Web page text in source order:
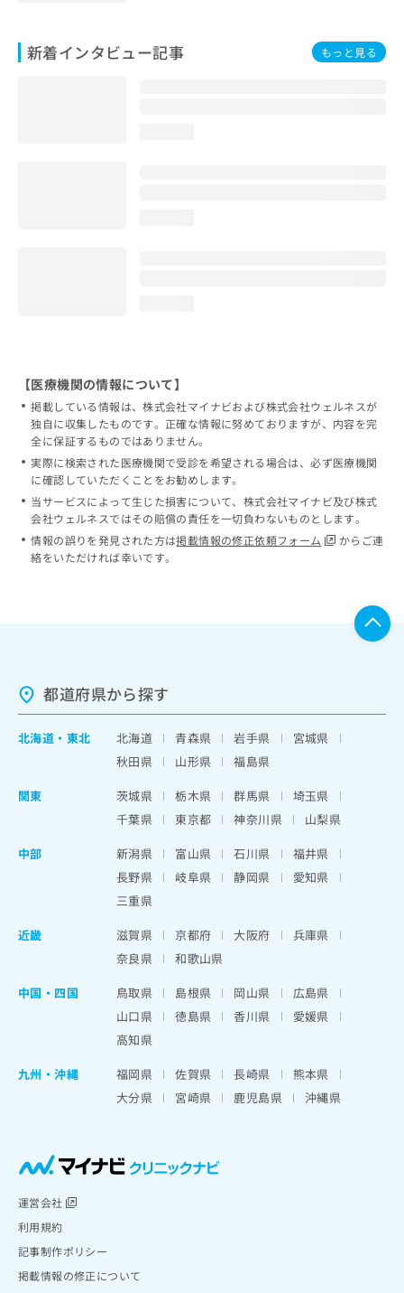
新着インタビュー記事 もっと見る
【医療機関の情報について】
掲載している情報は、株式会社マイナビおよび株式会社ウェルネスが
独自に収集したものです。正確な情報に努めておりますが、内容を完
全に保証するものではありません。
実際に検索された医療機関で受診を希望される場合は、必ず医療機関
に確認していただくことをお勧めします。
当サービスによって生じた損害について、株式会社マイナビ及び株式
会社ウェルネスではその賠償の責任を一切負わないものとします。
情報の誤りを発見された方は掲載情報の修正依頼フォーム
からご連
絡をいただければ幸いです。
都道府県から探す
北海道 ・ 東北 北海道 青森県 岩手県
宮城県
秋田県
山形県
福島県
関東
茨城県 栃木県 群馬県
埼玉県
千葉県
東京都 神奈川県
山梨県
中部
新潟県 富山県 石川県
福井県
長野県
岐阜県 静岡県
愛知県
三重県
近畿
滋賀県 京都府 大阪府
兵庫県
奈良県
和歌山県
中国・四国
鳥取県 島根県 岡山県
広島県
山口県
徳島県 香川県
愛媛県
高知県
九州・沖縄
福岡県 佐賀県 長崎県
熊本県
大分県
宮崎県 鹿児島県 沖縄県
運営会社
利用規約
記事制作ポリシー
掲載情報の修正について